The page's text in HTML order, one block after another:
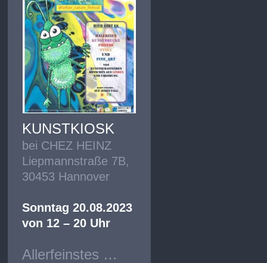
KUNSTKIOSK
bei CHEZ HEINZ
Liepmannstraße 7B,
30453 Hannover
Sonntag 20.08.2023
von 12 – 20 Uhr
Allerfeinstes …